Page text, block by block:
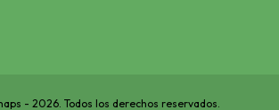
- 2026. Todos los derechos reservados.